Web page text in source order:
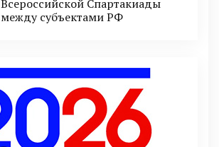
Всероссийской Спартакиады
между субъектами РФ